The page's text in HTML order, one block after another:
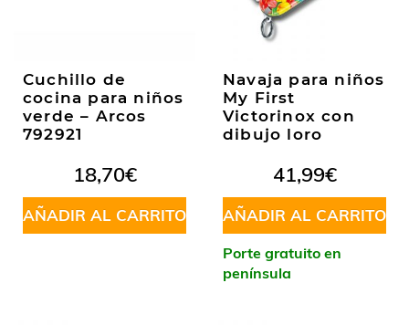
Cuchillo de
cocina para niños
verde – Arcos
792921
18,70€
AÑADIR AL CARRITO
Navaja para niños
My First
Victorinox con
dibujo loro
41,99€
AÑADIR AL CARRITO
Porte gratuito en
península